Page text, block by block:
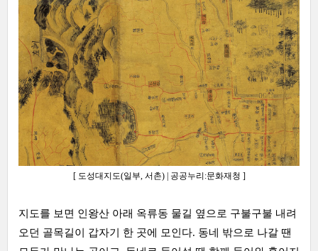
[ 도성대지도(일부, 서촌) | 공공누리:문화재청 ]
지도를 보면 인왕산 아래 옥류동 물길 옆으로 구불구불 내려
오던 골목길이 갑자기 한 곳에 모인다. 동네 밖으로 나갈 땐